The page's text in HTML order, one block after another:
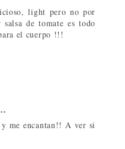
light pero no por
de tomate es todo
el cuerpo !!!
me encantan!! A ver si